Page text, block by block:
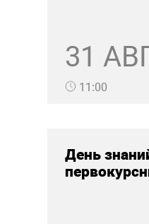
31
11:00
День